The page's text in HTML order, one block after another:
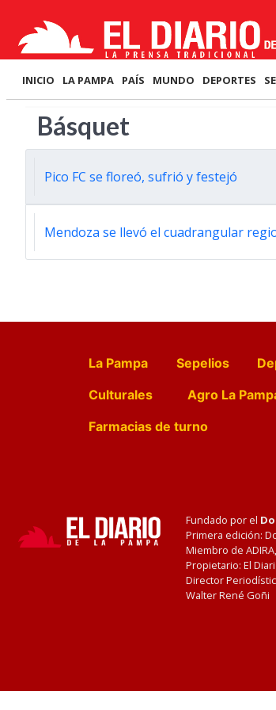
INICIO LA PAMPA PAÍS MUNDO DEPORTES
Básquet
Pico FC se floreó, sufrió y festejó
Mendoza se llevó el cuadrangular
La Pampa Sepelios
Culturales
Agro La
Farmacias de turno
Fundado por el
Primera edición:
Miembro de
Propietario: El
Director
Walter René Goñi